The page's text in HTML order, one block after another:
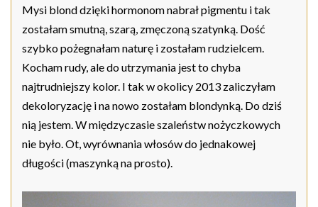
Mysi blond dzięki hormonom nabrał pigmentu i tak
zostałam smutną, szarą, zmęczoną szatynką. Dość
szybko pożegnałam naturę i zostałam rudzielcem.
Kocham rudy, ale do utrzymania jest to chyba
najtrudniejszy kolor. I tak w okolicy 2013 zaliczyłam
dekoloryzację i na nowo zostałam blondynką. Do dziś
nią jestem. W międzyczasie szaleństw nożyczkowych
nie było. Ot, wyrównania włosów do jednakowej
długości (maszynką na prosto).